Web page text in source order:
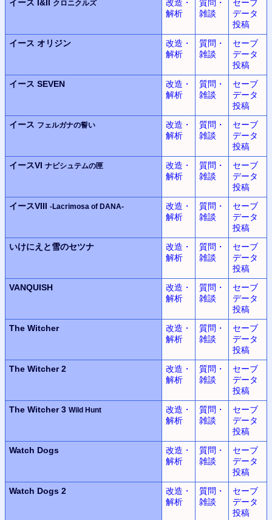
イース I&II クロニクルズ
改造・
解析
質問・
雑談
セーブ
データ
投稿
イース オリジン
改造・
解析
質問・
雑談
セーブ
データ
投稿
イース SEVEN
改造・
解析
質問・
雑談
セーブ
データ
投稿
イース フェルガナの誓い
改造・
解析
質問・
雑談
セーブ
データ
投稿
イースVI ナピシュテムの匣
改造・
解析
質問・
雑談
セーブ
データ
投稿
イースVIII -Lacrimosa of DANA-
改造・
解析
質問・
雑談
セーブ
データ
投稿
いけにえと雪のセツナ
改造・
解析
質問・
雑談
セーブ
データ
投稿
VANQUISH
改造・
解析
質問・
雑談
セーブ
データ
投稿
The Witcher
改造・
解析
質問・
雑談
セーブ
データ
投稿
The Witcher 2
改造・
解析
質問・
雑談
セーブ
データ
投稿
The Witcher 3 Wild Hunt
改造・
解析
質問・
雑談
セーブ
データ
投稿
Watch Dogs
改造・
解析
質問・
雑談
セーブ
データ
投稿
Watch Dogs 2
改造・
解析
質問・
雑談
セーブ
データ
投稿